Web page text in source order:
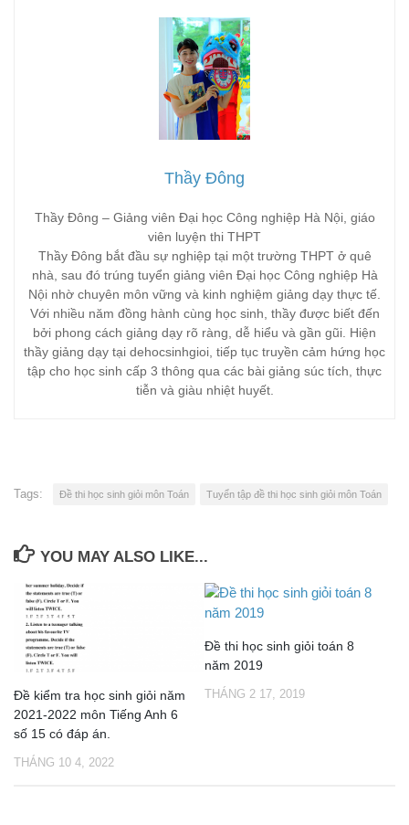
Thầy Đông
Thầy Đông – Giảng viên Đại học Công nghiệp Hà Nội, giáo
viên luyện thi THPT
Thầy Đông bắt đầu sự nghiệp tại một trường THPT ở quê
nhà, sau đó trúng tuyển giảng viên Đại học Công nghiệp Hà
Nội nhờ chuyên môn vững và kinh nghiệm giảng dạy thực tế.
Với nhiều năm đồng hành cùng học sinh, thầy được biết đến
bởi phong cách giảng dạy rõ ràng, dễ hiểu và gần gũi. Hiện
thầy giảng dạy tại dehocsinhgioi, tiếp tục truyền cảm hứng học
tập cho học sinh cấp 3 thông qua các bài giảng súc tích, thực
tiễn và giàu nhiệt huyết.
Tags: Đề thi học sinh giỏi môn Toán Tuyển tập đề thi học sinh giỏi môn Toán
YOU MAY ALSO LIKE...
Đề kiểm tra học sinh giỏi năm
2021-2022 môn Tiếng Anh 6
số 15 có đáp án.
THÁNG 10 4, 2022
Đề thi học sinh giỏi toán 8
năm 2019
THÁNG 2 17, 2019